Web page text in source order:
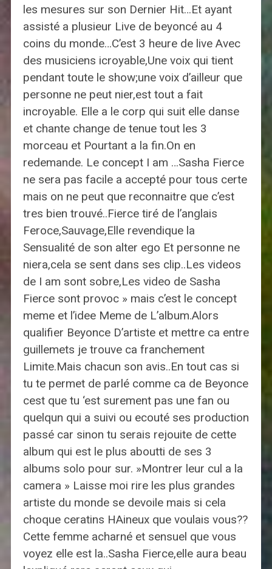
les mesures sur son Dernier Hit…Et ayant
assisté a plusieur Live de beyoncé au 4
coins du monde…C’est 3 heure de live Avec
des musiciens icroyable,Une voix qui tient
pendant toute le show;une voix d’ailleur que
personne ne peut nier,est tout a fait
incroyable. Elle a le corp qui suit elle danse
et chante change de tenue tout les 3
morceau et Pourtant a la fin.On en
redemande. Le concept I am …Sasha Fierce
ne sera pas facile a accepté pour tous certe
mais on ne peut que reconnaitre que c’est
tres bien trouvé..Fierce tiré de l’anglais
Feroce,Sauvage,Elle revendique la
Sensualité de son alter ego Et personne ne
niera,cela se sent dans ses clip..Les videos
de I am sont sobre,Les video de Sasha
Fierce sont provoc » mais c’est le concept
meme et l’idee Meme de L’album.Alors
qualifier Beyonce D’artiste et mettre ca entre
guillemets je trouve ca franchement
Limite.Mais chacun son avis..En tout cas si
tu te permet de parlé comme ca de Beyonce
cest que tu ‘est surement pas une fan ou
quelqun qui a suivi ou ecouté ses production
passé car sinon tu serais rejouite de cette
album qui est le plus aboutti de ses 3
albums solo pour sur. »Montrer leur cul a la
camera » Laisse moi rire les plus grandes
artiste du monde se devoile mais si cela
choque ceratins HAineux que voulais vous??
Cette femme acharné et sensuel que vous
voyez elle est la..Sasha Fierce,elle aura beau